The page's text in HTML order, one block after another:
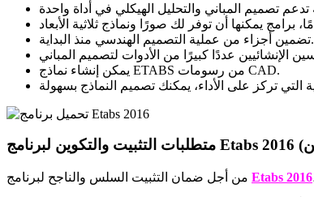
تضمين أجزاء من عملية التصميم الهندسي منذ البداية.
يمكن إنشاء نماذج ETABS من رسومات CAD.
Etabs 2016